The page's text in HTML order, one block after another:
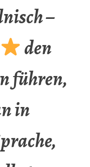
–
den
führen,
in